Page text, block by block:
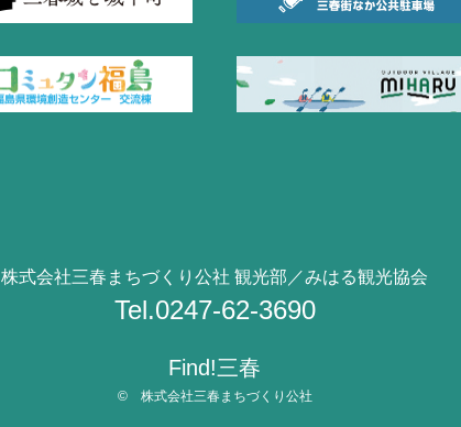
株式会社三春まちづくり公社 観光部／みはる観光協会
Tel.0247-62-3690
Find!三春
© 株式会社三春まちづくり公社